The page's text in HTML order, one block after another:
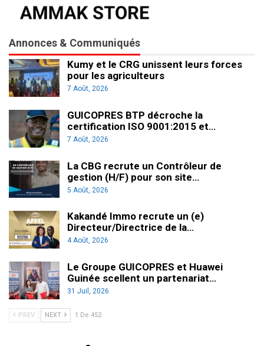
Annonces & Communiqués
Kumy et le CRG unissent leurs forces
pour les agriculteurs
7 Août, 2026
GUICOPRES BTP décroche la
certification ISO 9001:2015 et…
7 Août, 2026
La CBG recrute un Contrôleur de
gestion (H/F) pour son site…
5 Août, 2026
Kakandé Immo recrute un (e)
Directeur/Directrice de la…
4 Août, 2026
Le Groupe GUICOPRES et Huawei
Guinée scellent un partenariat…
31 Juil, 2026
PREV NEXT 1 De 452